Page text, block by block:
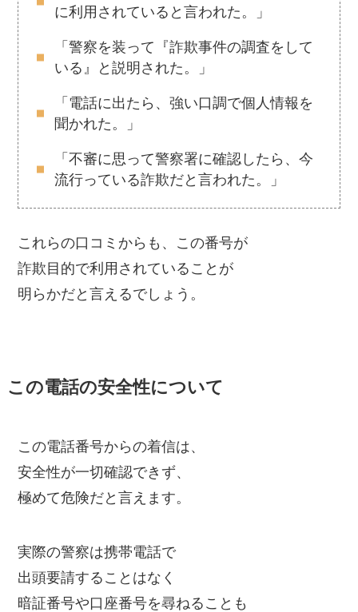
に利用されていると言われた。」
「警察を装って『詐欺事件の調査をして
いる』と説明された。」
「電話に出たら、強い口調で個人情報を
聞かれた。」
「不審に思って警察署に確認したら、今
流行っている詐欺だと言われた。」
これらの口コミからも、この番号が
詐欺目的で利用されていることが
明らかだと言えるでしょう。
この電話の安全性について
この電話番号からの着信は、
安全性が一切確認できず、
極めて危険だと言えます。
実際の警察は携帯電話で
出頭要請することはなく
暗証番号や口座番号を尋ねることも